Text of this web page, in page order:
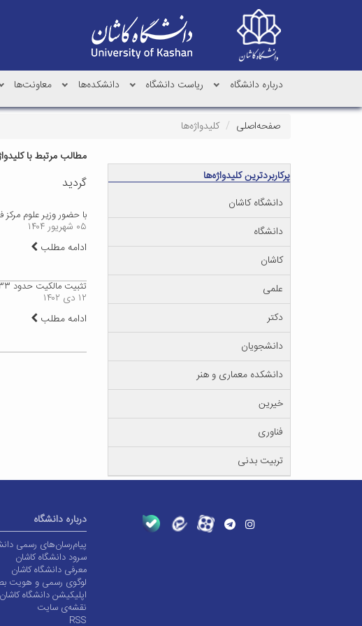
درباره دانشگاه ریاست دانشگاه دانشکده‌ها معاونت‌ها
صفحه‌اصلی
کلیدواژه‌ها
مطالب مرتبط با
گردید
با حضور وزیر علوم مرکز
۰۵ شهریور ۱۴۰۴
ادامه مطلب
تثبیت مالکیت حدود ۳۳هکتار از اراضی تحت تصرف دانشگاه کاشان
۱۲ دی ۱۴۰۲
ادامه مطلب
پرکاربردترین کلیدواژه‌ها
دانشگاه کاشان
دانشگاه
کاشان
علمی
دکتر
دانشجویان
دانشکده معماری و هنر
خیرین
فناوری
تربیت بدنی
درباره دانشگاه
پیام‌رسان‌های رسمی
سرود دانشگاه کاشان
معرفی دانشگاه کاشان
لوگوی رسمی و هویت
اپلیکیشن دانشگاه کاشان
نقشه‌ی سایت
RSS